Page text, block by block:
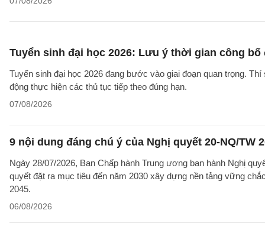
Tuyển sinh đại học 2026: Lưu ý thời gian công
Tuyển sinh đại học 2026 đang bước vào giai đoạn quan trọng.
động thực hiện các thủ tục tiếp theo đúng hạn.
07/08/2026
9 nội dung đáng chú ý của Nghị quyết 20-NQ/TW
Ngày 28/07/2026, Ban Chấp hành Trung ương ban hành Nghị
quyết đặt ra mục tiêu đến năm 2030 xây dựng nền tảng vững
2045.
06/08/2026